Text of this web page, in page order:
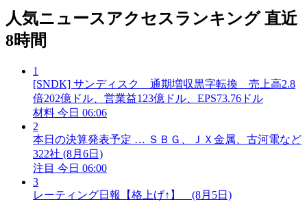
人気ニュースアクセスランキング 直近
8時間
1
[SNDK] サンディスク 通期増収黒字転換 売上高2.8
倍202億ドル、営業益123億ドル、EPS73.76ドル
材料 今日 06:06
2
本日の決算発表予定 … ＳＢＧ、ＪＸ金属、古河電など
322社 (8月6日)
注目 今日 06:00
3
レーティング日報【格上げ↑】 (8月5日)